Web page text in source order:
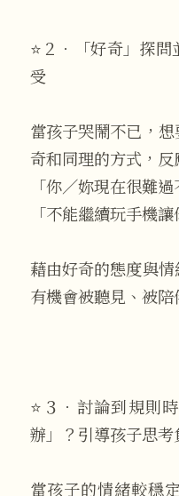
⭐２．「好奇」探
受
當孩子哭鬧不已，
奇和同理的方式，反
「你／妳現在很難
「不能繼續玩手機
藉由好奇的態度與
有機會被聽見、被陪
⭐３．討論到規則
辦」？引導孩子思考
當孩子的情緒較穩